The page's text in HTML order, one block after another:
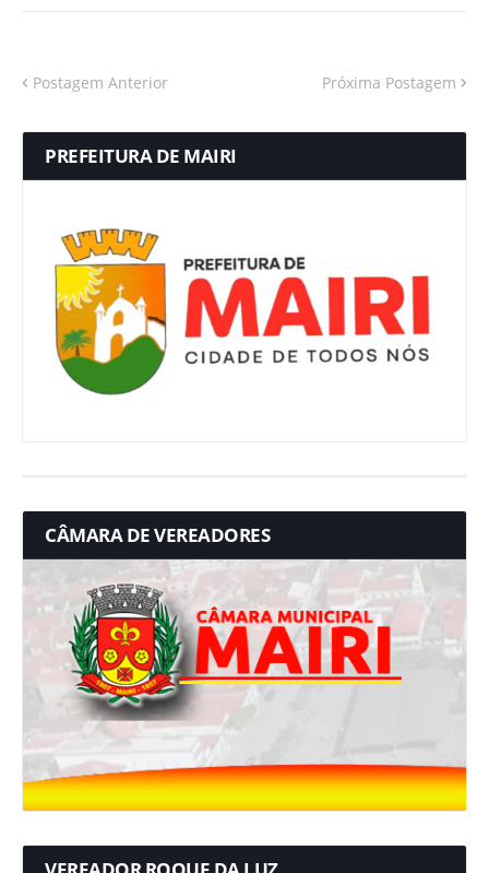
Postagem Anterior Próxima Postagem
PREFEITURA DE MAIRI
CÂMARA DE VEREADORES